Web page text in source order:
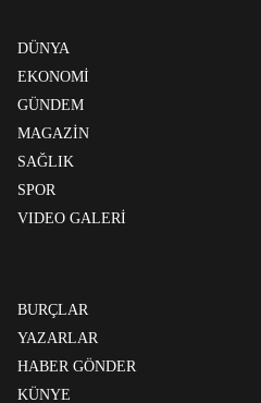
DÜNYA
EKONOMİ
GÜNDEM
MAGAZİN
SAĞLIK
SPOR
VIDEO GALERİ
BURÇLAR
YAZARLAR
HABER GÖNDER
KÜNYE